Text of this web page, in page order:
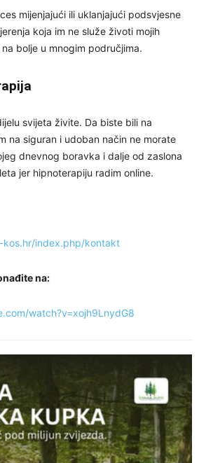
mijenjajući ili uklanjajući podsvjesne
koja im ne služe životi mojih
bolje u mnogim područjima.
svijeta živite. Da biste bili na
na siguran i udoban način ne morate
dnevnog boravka i dalje od zaslona
jer hipnoterapiju radim online.
index.php/kontakt
na:
watch?v=xojh9LnydG8